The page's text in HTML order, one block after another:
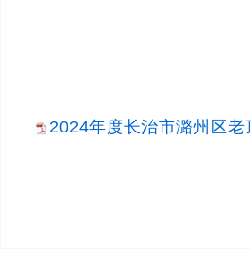
2024年度长治市潞州区